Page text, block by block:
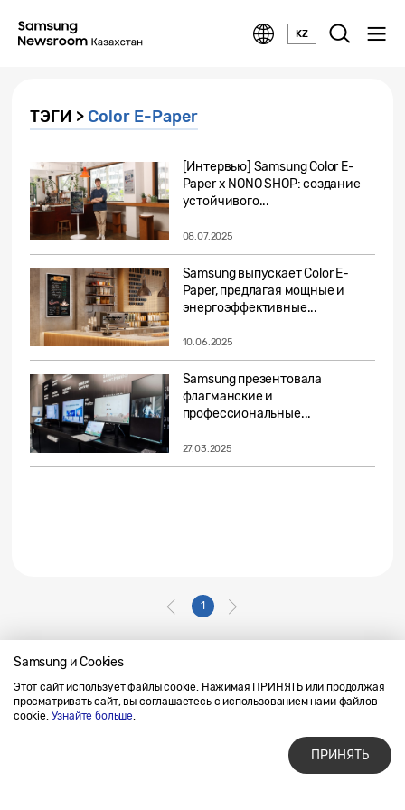
KZ
Samsung и Cookies
Этот сайт использует файлы cookie. Нажимая ПРИНЯТЬ или продолжая
просматривать сайт, вы соглашаетесь с использованием нами файлов
cookie. Узнайте больше.
ПРИНЯТЬ
ТЭГИ > Color E-Paper
[Интервью] Samsung Color E-
Paper x NONO SHOP: создание
устойчивого...
08.07.2025
Samsung выпускает Color E-
Paper, предлагая мощные и
энергоэффективные...
10.06.2025
Samsung презентовала
флагманские и
профессиональные...
27.03.2025
1
Напишите нам
SAMSUNG.COM
Условия использования материалов